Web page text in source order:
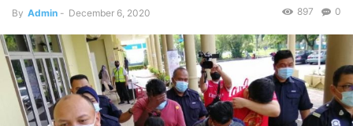
By Admin - December 6, 2020 0
897